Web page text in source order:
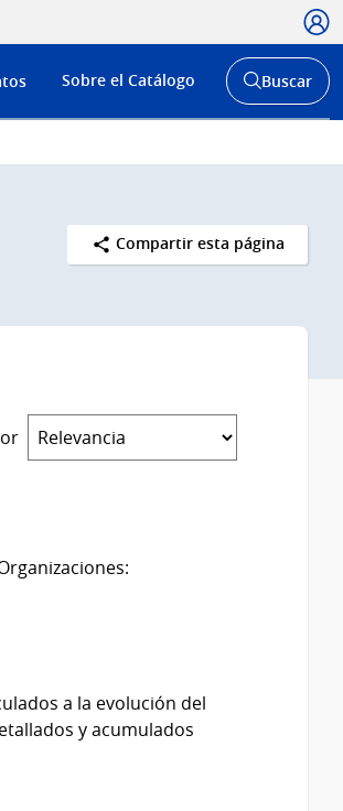
Menú
de
Sobre el Catálogo
Abrir
buscador
Buscar
Compartir esta página
a la evolución del
y acumulados